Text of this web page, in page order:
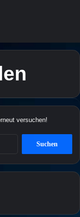
versuchen!
h